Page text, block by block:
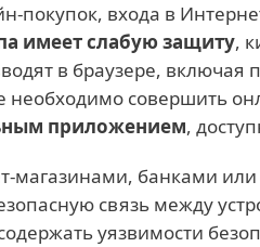
покупок, входа в
имеет слабую защиту,
в браузере,
совершить
приложением,
магазинами, банками
связь между
уязвимости